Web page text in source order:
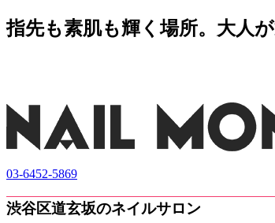
指先も素肌も輝く場所。大人
03-6452-5869
渋谷区道玄坂のネイルサロン